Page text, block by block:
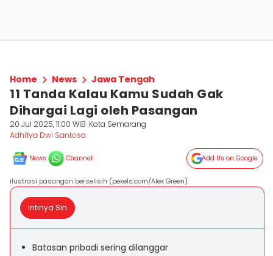
Home News Jawa Tengah
11 Tanda Kalau Kamu Sudah Gak
Dihargai Lagi oleh Pasangan
20 Jul 2025, 11:00 WIB Kota Semarang
Adhitya Dwi Santosa
News Channel Add Us on Google
ilustrasi pasangan berselisih (pexels.com/Alex Green)
Intinya Sih
Batasan pribadi sering dilanggar